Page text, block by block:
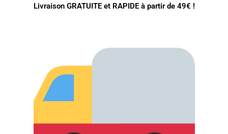
Livraison GRATUITE et RAPIDE à partir de 49€ !